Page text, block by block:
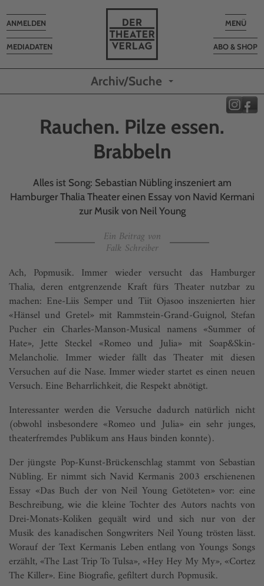
Toggle
MENÜ
ABO & SHOP
MEDIADATEN
Toggle
navigation
ANMELDEN
Archiv/Suche
Rauchen. Pilze essen.
Brabbeln
Alles ist Song: Sebastian Nübling inszeniert am
Hamburger Thalia Theater einen Essay von Navid Kermani
zur Musik von Neil Young
Ein Beitrag von
Falk Schreiber
Ach, Popmusik. Immer wieder versucht das Hamburger
Thalia, deren entgrenzende Kraft fürs Theater nutzbar zu
machen: Ene-Liis Semper und Tiit Ojasoo inszenierten hier
«Hänsel und Gretel» mit Rammstein-Grand-Guignol, Stefan
Pucher ein Charles-Manson-Musical namens «Summer of
Hate», Jette Steckel «Romeo und Julia» mit Soap&Skin-
Melancholie. Immer wieder fällt das Theater mit diesen
Versuchen auf die Nase. Immer wieder startet es einen neuen
Versuch. Eine Beharrlichkeit, die Respekt abnötigt.
Interessanter werden die Versuche dadurch natürlich nicht
(obwohl insbesondere «Romeo und Julia» ein sehr junges,
theaterfremdes Publikum ans Haus binden konnte).
Der jüngste Pop-Kunst-Brückenschlag stammt von Sebastian
Nübling. Er nimmt sich Navid Kermanis 2003 erschienenen
Essay «Das Buch der von Neil Young Getöteten» vor: eine
Beschreibung, wie die kleine Tochter des Autors nachts von
Drei-Monats-Koliken gequält wird und sich nur von der
Musik des kanadischen Songwriters Neil Young trösten lässt.
Worauf der Text Kermanis Leben entlang von Youngs Songs
erzählt, «The Last Trip To Tulsa», «Hey Hey My My», «Cortez
The Killer». Eine Biografie, gefiltert durch Popmusik.